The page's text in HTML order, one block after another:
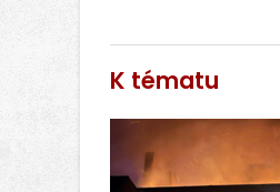
K tématu